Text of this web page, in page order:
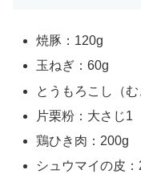
焼豚：120g
玉ねぎ：60g
とうもろこし（
片栗粉：大さじ1
鶏ひき肉：200g
シュウマイの皮